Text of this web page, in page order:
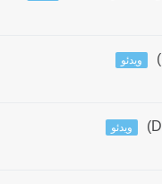
ویدئو
ویدئو